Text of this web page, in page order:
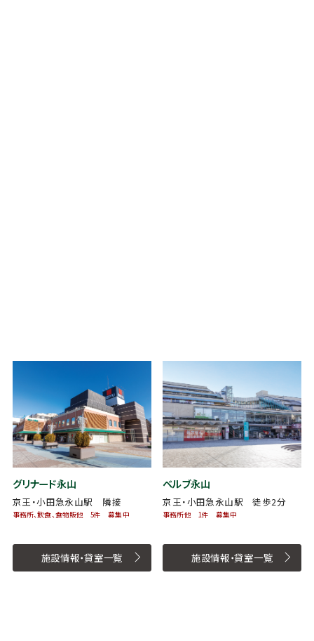
グリナード永山
京王・小田急永山駅 隣接
事務所、飲食、食物販他 5件 募集中
施設情報・貸室一覧
ベルブ永山
京王・小田急永山駅 徒歩2分
事務所他 1件 募集中
施設情報・貸室一覧